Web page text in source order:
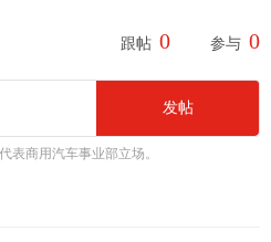
跟帖 0 参与 0
发帖
表商用汽车事业部立场。